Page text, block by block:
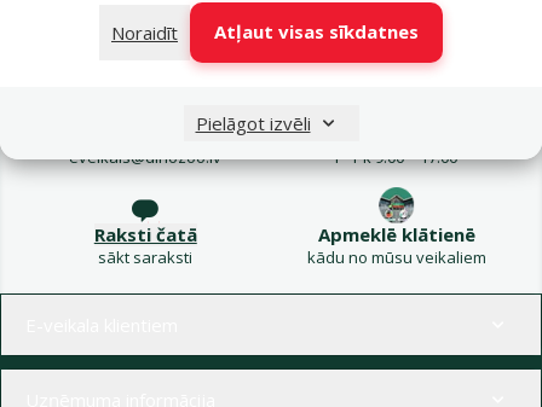
Noraidīt
Atļaut visas sīkdatnes
Pielāgot izvēli
Raksti e-pastā
eveikals@dinozoo.lv
Zvani – 26 100 502
P–Pk 9:00 – 17:00
Raksti čatā
sākt saraksti
Apmeklē klātienē
kādu no mūsu veikaliem